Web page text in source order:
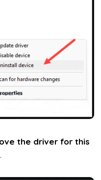
the driver for this
.